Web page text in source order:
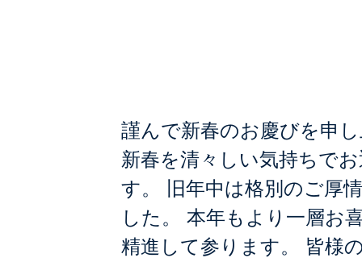
謹んで新春のお慶びを申
新春を清々しい気持ちで
す。 旧年中は格別のご厚
した。 本年もより一層お
精進して参ります。 皆様